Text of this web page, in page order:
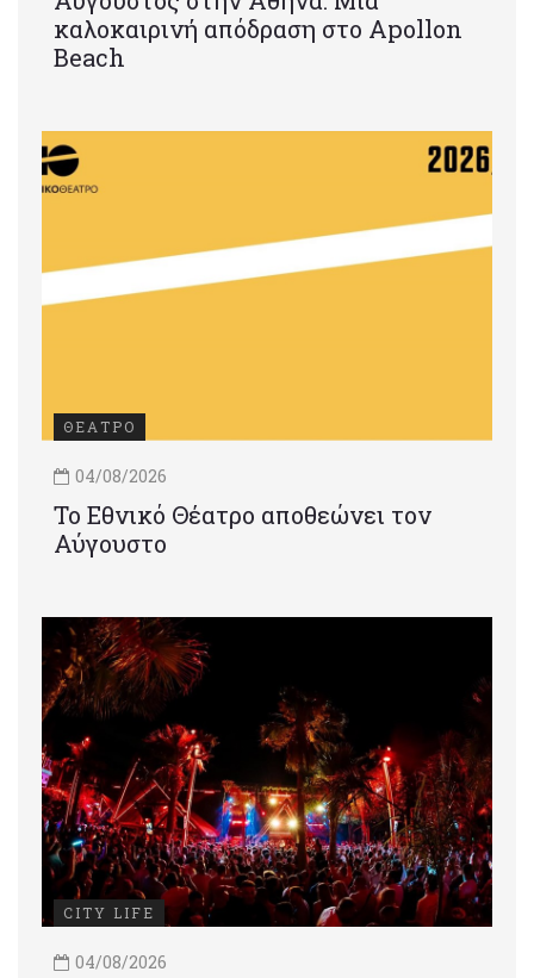
καλοκαιρινή απόδραση στο Apollon
Beach
ΘΕΑΤΡΟ
04/08/2026
Το Εθνικό Θέατρο αποθεώνει τον
Αύγουστο
CITY LIFE
04/08/2026